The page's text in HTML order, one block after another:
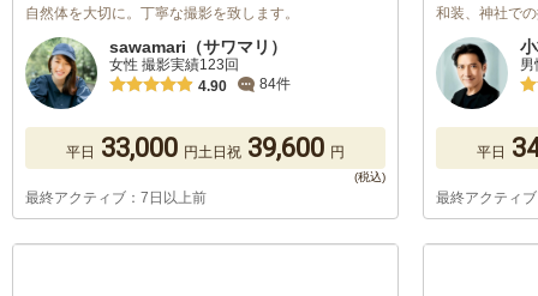
自然体を大切に。丁寧な撮影を致します。
sawamari（サワマリ）
女性 撮影実績123回
4.90
84件
平日 33,000 円土日祝 39,600 円
最終アクティブ：7日以上前
和装、神社で
男
平日
最終アクティ